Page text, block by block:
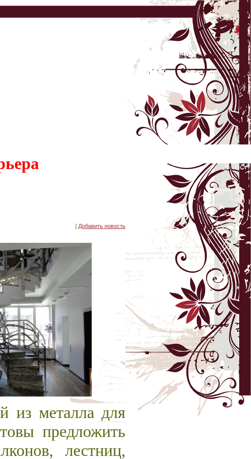
[ Добавить новость
из металла для
предложить
лестниц,